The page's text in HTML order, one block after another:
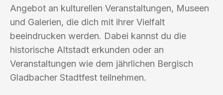
Angebot an kulturellen Veranstaltungen, Museen
und Galerien, die dich mit ihrer Vielfalt
beeindrucken werden. Dabei kannst du die
historische Altstadt erkunden oder an
Veranstaltungen wie dem jährlichen Bergisch
Gladbacher Stadtfest teilnehmen.